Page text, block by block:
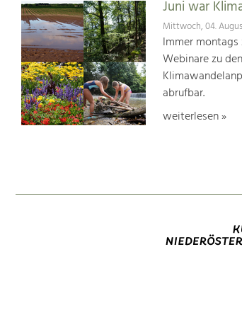
Juni war
Mittwoch, 04.
Immer
Webinare zu
abrufbar.
weiterlesen »